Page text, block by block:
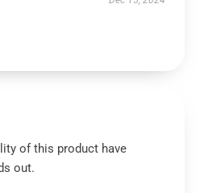
of this product have
out.